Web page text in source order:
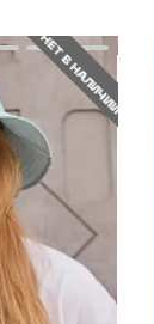
НЕТ В НАЛИЧИИ